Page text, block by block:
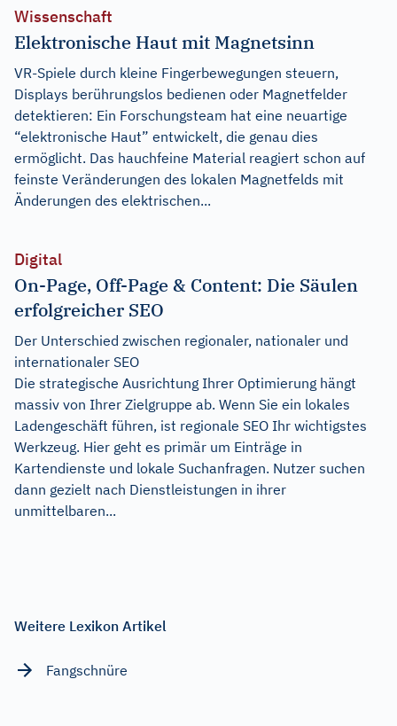
Wissenschaft
Elektronische Haut mit Magnetsinn
VR-Spiele durch kleine Fingerbewegungen steuern,
Displays berührungslos bedienen oder Magnetfelder
detektieren: Ein Forschungsteam hat eine neuartige
“elektronische Haut” entwickelt, die genau dies
ermöglicht. Das hauchfeine Material reagiert schon auf
feinste Veränderungen des lokalen Magnetfelds mit
Änderungen des elektrischen...
Digital
On-Page, Off-Page & Content: Die Säulen
erfolgreicher SEO
Der Unterschied zwischen regionaler, nationaler und
internationaler SEO
Die strategische Ausrichtung Ihrer Optimierung hängt
massiv von Ihrer Zielgruppe ab. Wenn Sie ein lokales
Ladengeschäft führen, ist regionale SEO Ihr wichtigstes
Werkzeug. Hier geht es primär um Einträge in
Kartendienste und lokale Suchanfragen. Nutzer suchen
dann gezielt nach Dienstleistungen in ihrer
unmittelbaren...
Weitere Lexikon Artikel
Fangschnüre